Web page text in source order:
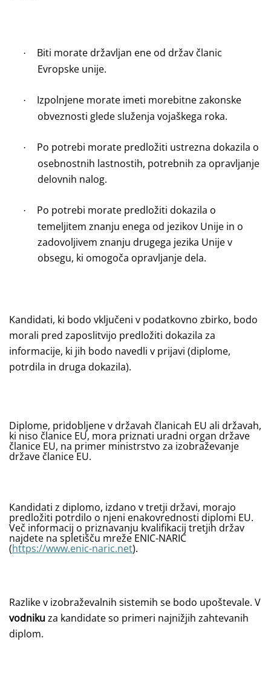
·
Biti morate državljan ene od držav članic
Evropske unije.
·
Izpolnjene morate imeti morebitne zakonske
obveznosti glede služenja vojaškega roka.
·
Po potrebi morate predložiti ustrezna dokazila o
osebnostnih lastnostih, potrebnih za opravljanje
delovnih nalog.
·
Po potrebi morate predložiti dokazila o
temeljitem znanju enega od jezikov Unije in o
zadovoljivem znanju drugega jezika Unije v
obsegu, ki omogoča opravljanje dela.
Kandidati, ki bodo vključeni v podatkovno zbirko, bodo
morali pred zaposlitvijo predložiti dokazila za
informacije, ki jih bodo navedli v prijavi (diplome,
potrdila in druga dokazila).
Diplome, pridobljene v državah članicah EU ali državah,
ki niso članice EU, mora priznati uradni organ države
članice EU, na primer ministrstvo za izobraževanje
države članice EU.
Kandidati z diplomo, izdano v tretji državi, morajo
predložiti potrdilo o njeni enakovrednosti diplomi EU.
Več informacij o priznavanju kvalifikacij tretjih držav
najdete na spletišču mreže ENIC-NARIC
(https://www.enic-naric.net).
Razlike v izobraževalnih sistemih se bodo upoštevale. V
vodnikuza kandidate so primeri najnižjih zahtevanih
diplom.